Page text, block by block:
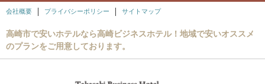
会社概要 プライバシーポリシー サイトマップ
高崎市で安いホテルなら高崎ビジネスホテル！地域で安いオススメ
のプランをご用意しております。